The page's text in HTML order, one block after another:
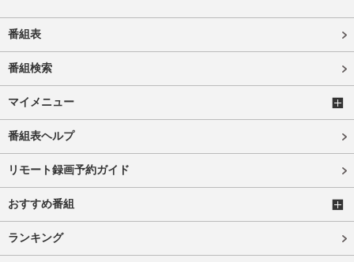
番組表
番組検索
マイメニュー
番組表ヘルプ
リモート録画予約ガイド
おすすめ番組
ランキング